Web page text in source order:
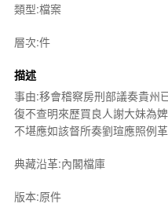
類型:檔案
層次:件
描述
事由:移會稽察房刑部議奏貴州
復不查明來歷買良人謝大妹為
不堪應如該督所奏劉瑄應照例
典藏沿革:內閣檔庫
版本:原件